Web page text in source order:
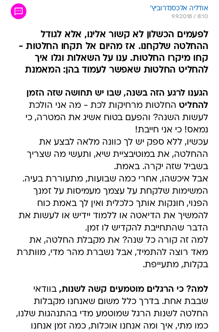
אודליה אלכסנדרוביץ'
9.9.2018 / 8:10
לפעמים הכשלון לא קשור אלינו, אלא לגודל
ההחלטה שלקחנו. אז מהיום אל תקחו החלטות -
קחו מיקרו החלטות. ענו על השאלות וגלו איך
להחליט החלטות שאפשר לעמוד בהן: המאמנת
הגענו לרגע הזה בשנה, שבו יש תחושה שזה הזמן
להחליט החלטות מרחיקות לכת - מה אני הולכת
לעשות השנה? והפעם בטוח אשיג את המטרה, כי
נמאס! כי אני חייבת!
עכשיו, ללא ספק יש לך כוונה מלאה לבצע את
ההחלטה, את במוטיבציית שיא, ותעשי מה שצריך
בשביל שזה יקרה. באמת.
אבל איכשהו, אחרי כמה שבועות, מתעוררת בעיה.
המשימות שלקחת על עצמך מעמיסות על זמנך
הפנוי, חונקות אותך כלכלית ואין לך באמת כוח
להמשיך את הדיאטה או ללמוד יידיש או לעשות את
הדבר שהתחייבת להקדיש לו זמן.
למה זה קורה כל שנה? את מקבלת החלטה, את
מאד רוצה להתמיד, אבל נשברת מהר מדי, מוותרת
בקלות, מתעייפת.
למה? כי הרגלים מוטמעים קשה לשנות, בוודאי
שבבת אחת. בדרך כלל משום שאנחנו מקבלות
החלטה לשנות הרגל שמוטמע מדי בהתנהגות שלנו,
כמו מתי, איך ומה אנחנו אוכלות, כמה זמן אנחנו